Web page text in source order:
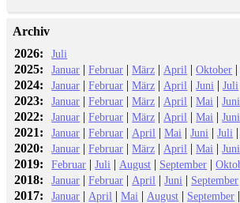
Archiv
2026:
Juli
2025: Januar |Februar |März | April |Oktober
2024: Januar |Februar |März | April |Juni |Juli
2023: Januar |Februar |März | April |Mai |Juni
2022: Januar |Februar |März | April |Mai |Juni
2021: Januar |Februar | April |Mai |Juni |Juli |
2020: Januar |Februar |März | April |Mai |Juni
2019: Februar |Juli | August | September |
2018: Januar |Februar | April |Juni | September
2017: Januar | April |Mai | August | September